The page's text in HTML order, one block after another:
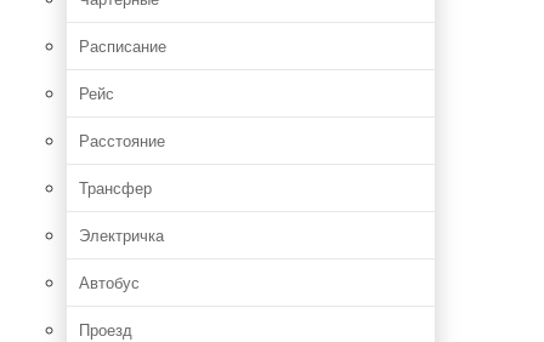
Расписание
Рейс
Расстояние
Трансфер
Электричка
Автобус
Проезд